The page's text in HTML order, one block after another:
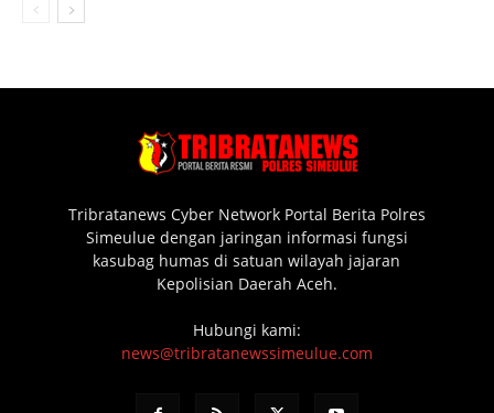
Tribratanews Cyber Network Portal Berita Polres
Simeulue dengan jaringan informasi fungsi
kasubag humas di satuan wilayah jajaran
Kepolisian Daerah Aceh.
Hubungi kami:
news@tribratanewssimeulue.com